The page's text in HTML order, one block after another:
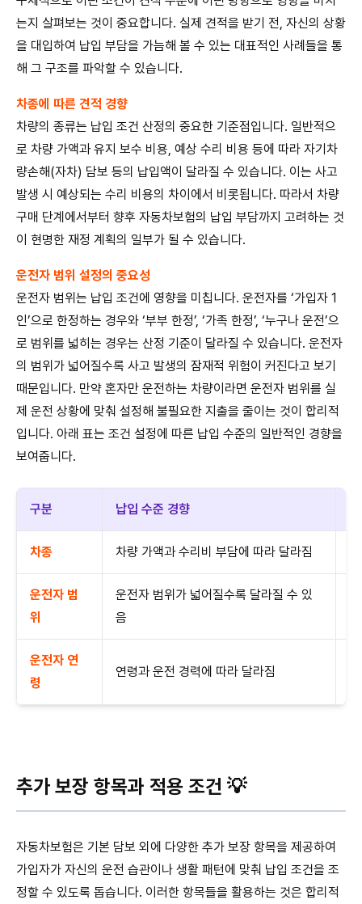
는지 살펴보는 것이 중요합니다. 실제 견적을 받기 전, 자신의 상황
을 대입하여 납입 부담을 가늠해 볼 수 있는 대표적인 사례들을 통
해 그 구조를 파악할 수 있습니다.
차종에 따른 견적 경향
차량의 종류는 납입 조건 산정의 중요한 기준점입니다. 일반적으
로 차량 가액과 유지 보수 비용, 예상 수리 비용 등에 따라 자기차
량손해(자차) 담보 등의 납입액이 달라질 수 있습니다. 이는 사고
발생 시 예상되는 수리 비용의 차이에서 비롯됩니다. 따라서 차량
구매 단계에서부터 향후 자동차보험의 납입 부담까지 고려하는 것
이 현명한 재정 계획의 일부가 될 수 있습니다.
운전자 범위 설정의 중요성
운전자 범위는 납입 조건에 영향을 미칩니다. 운전자를 ‘가입자 1
인’으로 한정하는 경우와 ‘부부 한정’, ‘가족 한정’, ‘누구나 운전’으
로 범위를 넓히는 경우는 산정 기준이 달라질 수 있습니다. 운전자
의 범위가 넓어질수록 사고 발생의 잠재적 위험이 커진다고 보기
때문입니다. 만약 혼자만 운전하는 차량이라면 운전자 범위를 실
제 운전 상황에 맞춰 설정해 불필요한 지출을 줄이는 것이 합리적
입니다. 아래 표는 조건 설정에 따른 납입 수준의 일반적인 경향을
보여줍니다.
구분 납입 수준 경향
차종 차량 가액과 수리비 부담에 따라 달라짐
운전자 범
위
운전자 범위가 넓어질수록 달라질 수 있
음
운전자 연
령
연령과 운전 경력에 따라 달라짐
추가 보장 항목과 적용 조건 💡
자동차보험은 기본 담보 외에 다양한 추가 보장 항목을 제공하여
가입자가 자신의 운전 습관이나 생활 패턴에 맞춰 납입 조건을 조
정할 수 있도록 돕습니다. 이러한 항목들을 활용하는 것은 합리적